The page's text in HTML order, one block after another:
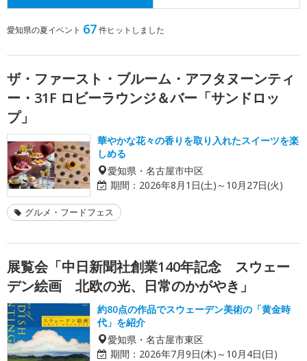
愛知県の夏イベント 67件ヒットしました
ザ・ファースト・ブルーム・アフタヌーンティ
ー・31F ロビーラウンジ＆バー「サンドロッ
プ」
華やかな花々の香りを取り入れたスイーツを楽
しめる
愛知県・名古屋市中区
期間： 2026年8月1日(土)～10月27日(火)
グルメ・フードフェス
展覧会「中日新聞社創業140年記念 スウェー
デン絵画 北欧の光、日常のかがやき」
約80点の作品でスウェーデン美術の「黄金時
代」を紹介
愛知県・名古屋市東区
期間： 2026年7月9日(木)～10月4日(日)